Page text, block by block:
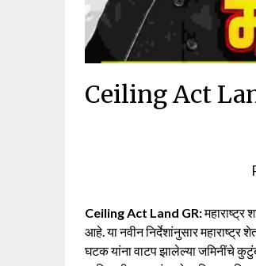
Ceiling Act Land
Ceiling Act Land GR:महाराष्ट्र
आहे. या नवीन निर्देशांनुसार महाराष्ट्र
घटक यांना वाटप झालेल्या जमिनींचे